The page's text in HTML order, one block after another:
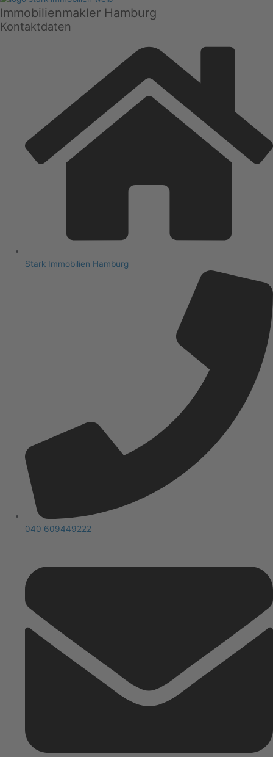
Immobilienmakler Hamburg
Kontaktdaten
Stark Immobilien Hamburg
040 609449222